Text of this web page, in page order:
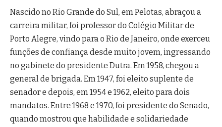
Nascido no Rio Grande do Sul, em Pelotas, abraçou a
carreira militar, foi professor do Colégio Militar de
Porto Alegre, vindo para o Rio de Janeiro, onde exerceu
funções de confiança desde muito jovem, ingressando
no gabinete do presidente Dutra. Em 1958, chegou a
general de brigada. Em 1947, foi eleito suplente de
senador e depois, em 1954 e 1962, eleito para dois
mandatos. Entre 1968 e 1970, foi presidente do Senado,
quando mostrou que habilidade e solidariedade